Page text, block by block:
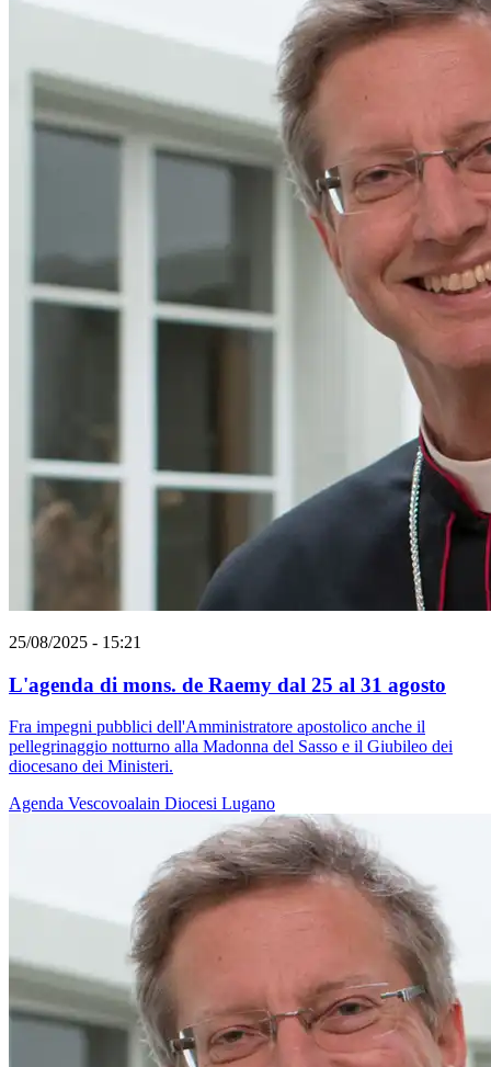
25/08/2025 - 15:21
L'agenda di mons. de Raemy dal 25 al 31 agosto
Fra impegni pubblici dell'Amministratore apostolico anche il
pellegrinaggio notturno alla Madonna del Sasso e il Giubileo dei
diocesano dei Ministeri.
Agenda Vescovoalain Diocesi Lugano